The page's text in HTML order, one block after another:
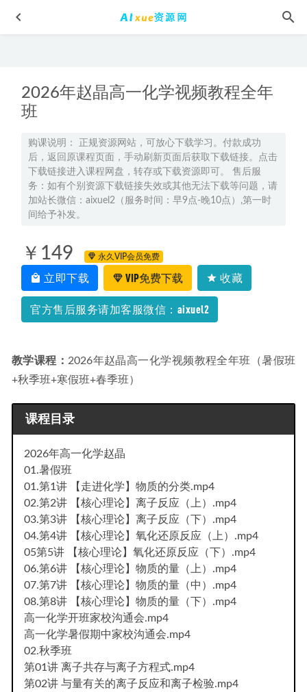
2026年赵晶高一化学视频教程全年
班
购课说明： 正规资源网站，可放心下载学习。付款成功
后，返回原课程页面，手动刷新页面后获取下载链接。点击
下载链接进入课程网盘，转存或下载资源即可。 售后服
务：如有个别资源下载链接失效或其他无法下载等问题，请
加站长微信：aixuel2（服务时间：早9点-晚10点）,第一时
间给予补发。
￥149 永久VIP会员免费
立即下载 VIP免费下载 收藏
官方售后服务请加客服微信：aixuel2
教学课程： 2026年赵晶高一化学视频教程全年班（暑假班
+秋季班+寒假班+春季班）
课程目录
2026年高一化学赵晶
01.暑假班
01.第1讲 【走进化学】物质的分类.mp4
02.第2讲 【核心理论】离子反应（上）.mp4
03.第3讲 【核心理论】离子反应（下）.mp4
04.第4讲 【核心理论】氧化还原反应（上）.mp4
05第5讲 【核心理论】氧化还原反应（下）.mp4
06.第6讲 【核心理论】物质的量（上）.mp4
07.第7讲 【核心理论】物质的量（中）.mp4
08.第8讲 【核心理论】物质的量（下）.mp4
高一化学开班家校沟通会.mp4
高一化学暑假期中家校沟通会.mp4
02.秋季班
第01讲 离子共存与离子方程式.mp4
第02讲 与量有关的离子反应和离子检验.mp4
清华大学刘坤林微积分视频教程 78讲 2022-07-31
叶问电影全集，叶问3，叶问4，叶问-张天志，三部百度网盘
打包下载 2022-05-25
读书变现营,每天半小时,把读过的书统统变成qian,3.11GB 百度
2025聂宁高一英语a+上学期秋季班
2025刘天麒高二数学a+网课教程下学期寒春班 2025-08-29